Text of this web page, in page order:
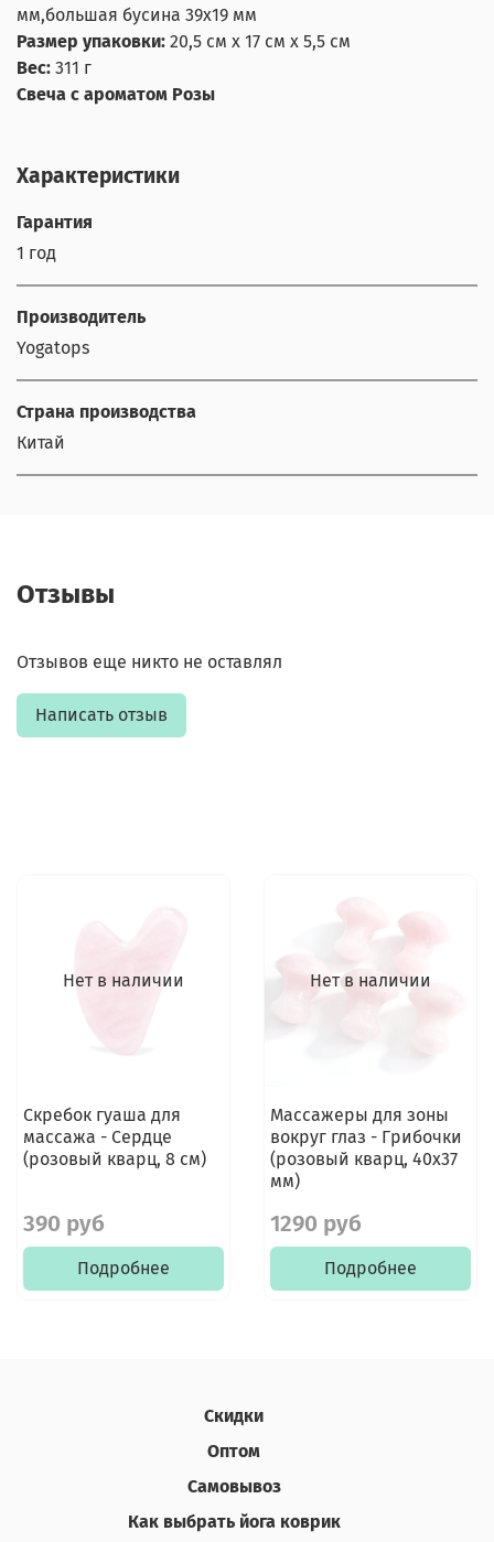
мм,большая бусина 39x19 мм
Размер упаковки: 20,5 см х 17 см х 5,5 см
Вес: 311 г
Свеча с ароматом Розы
Характеристики
Гарантия
1 год
Производитель
Yogatops
Страна производства
Китай
Отзывы
Отзывов еще никто не оставлял
Написать отзыв
Нет в наличии
Скребок гуаша для
массажа - Сердце
(розовый кварц, 8 см)
390 руб
Подробнее
Нет в наличии
Массажеры для зоны
вокруг глаз - Грибочки
(розовый кварц, 40x37
мм)
1290 руб
Подробнее
Скидки
Оптом
Самовывоз
Как выбрать йога коврик